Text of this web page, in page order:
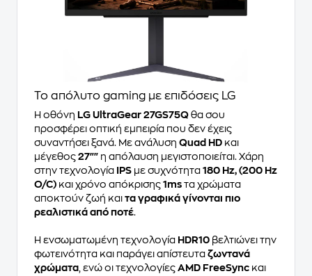
Το απόλυτο gaming με επιδόσεις LG
Η οθόνη LG UltraGear 27GS75Q θα σου
προσφέρει οπτική εμπειρία που δεν έχεις
συναντήσει ξανά. Με ανάλυση Quad HD και
μέγεθος 27"" η απόλαυση μεγιστοποιείται. Χάρη
στην τεχνολογία
IPS με συχνότητα 180 Hz, (200 Hz
O/C) και χρόνο απόκρισης 1ms τα χρώματα
αποκτούν ζωή και τα γραφικά γίνονται πιο
ρεαλιστικά από ποτέ.
Η ενσωματωμένη τεχνολογία HDR10 βελτιώνει την
φωτεινότητα και παράγει απίστευτα ζωντανά
χρώματα , ενώ οι τεχνολογίες AMD FreeSync και